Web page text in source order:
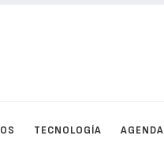
TECNOLOGÍA AGENDA